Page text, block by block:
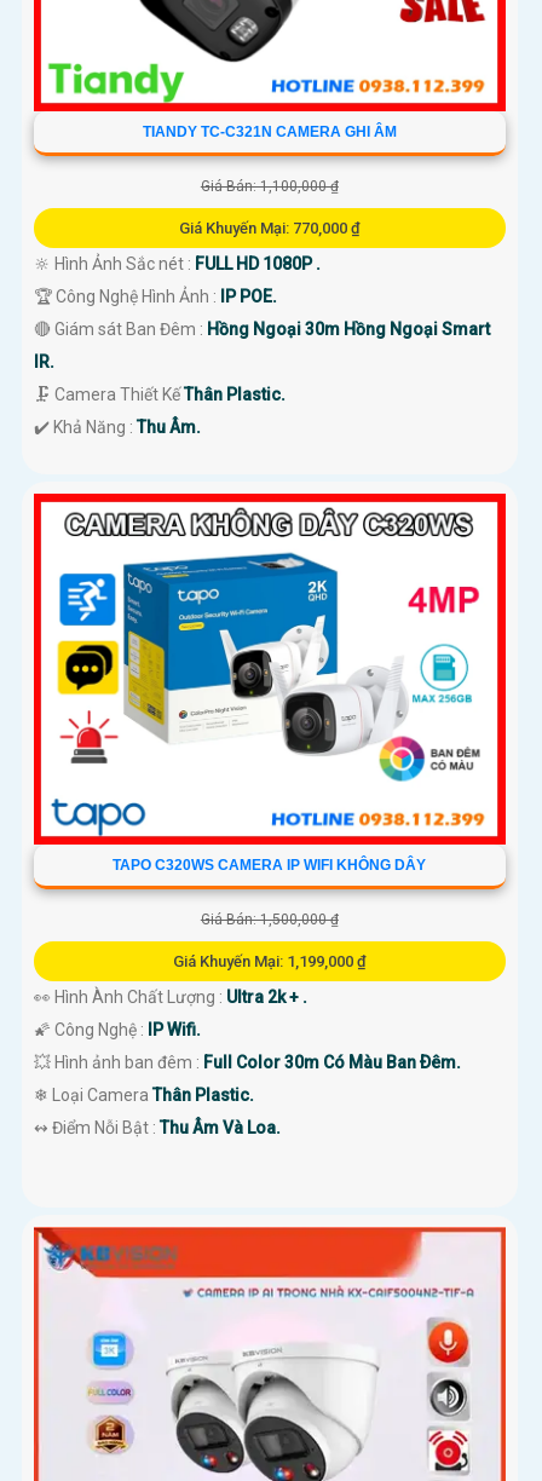
TIANDY TC-C321N CAMERA GHI ÂM
Giá Bán: 1,100,000 ₫
Giá Khuyến Mại: 770,000 ₫
🔆 Hình Ảnh Sắc nét : FULL HD 1080P .
🏆 Công Nghệ Hình Ảnh : IP POE.
🔴 Giám sát Ban Đêm : Hồng Ngoại 30m Hồng Ngoại Smart
IR.
🗜️ Camera Thiết KếThân Plastic.
️✔️ Khả Năng :Thu Âm.
TAPO C320WS CAMERA IP WIFI KHÔNG DÂY
Giá Bán: 1,500,000 ₫
Giá Khuyến Mại: 1,199,000 ₫
👀 Hình Ành Chất Lượng : Ultra 2k + .
🌠 Công Nghệ : IP Wifi.
💥 Hình ảnh ban đêm : Full Color 30m Có Màu Ban Ðêm.
❄ Loại CameraThân Plastic.
️↭ Điểm Nỗi Bật :Thu Âm Và Loa.